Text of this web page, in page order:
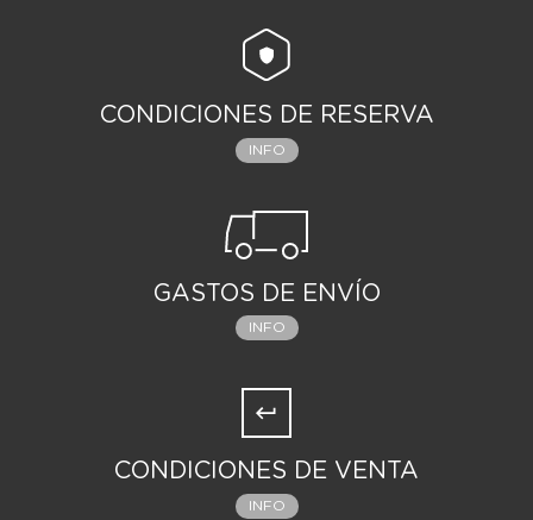
CONDICIONES DE RESERVA
INFO
GASTOS DE ENVÍO
INFO
CONDICIONES DE VENTA
INFO